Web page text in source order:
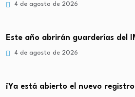
4 de agosto de 2026
Este año abrirán guarderías del
4 de agosto de 2026
¡Ya está abierto el nuevo